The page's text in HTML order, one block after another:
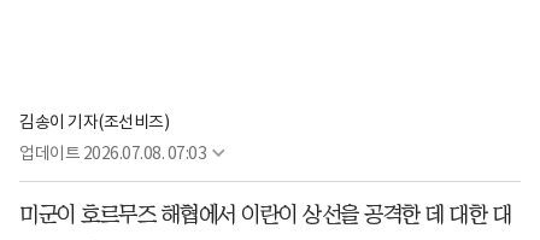
김송이 기자(조선비즈)
업데이트 2026.07.08. 07:03
미군이 호르무즈 해협에서 이란이 상선을 공격한 데 대한 대